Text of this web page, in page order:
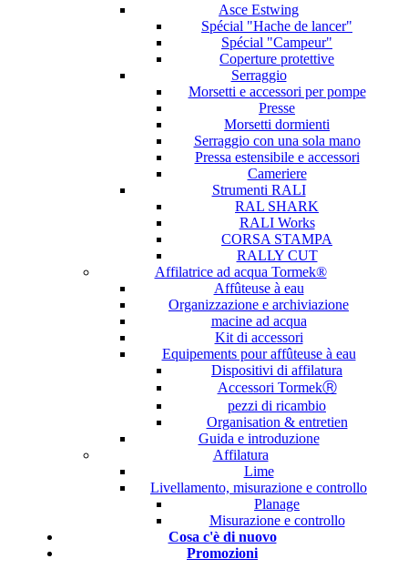
Asce Estwing
Spécial "Hache de lancer"
Spécial "Campeur"
Coperture protettive
Serraggio
Morsetti e accessori per pompe
Presse
Morsetti dormienti
Serraggio con una sola mano
Pressa estensibile e accessori
Cameriere
Strumenti RALI
RAL SHARK
RALI Works
CORSA STAMPA
RALLY CUT
Affilatrice ad acqua Tormek®
Affûteuse à eau
Organizzazione e archiviazione
macine ad acqua
Kit di accessori
Equipements pour affûteuse à eau
Dispositivi di affilatura
Accessori TormekⓇ
pezzi di ricambio
Organisation & entretien
Guida e introduzione
Affilatura
Lime
Livellamento, misurazione e controllo
Planage
Misurazione e controllo
Cosa c'è di nuovo
Promozioni